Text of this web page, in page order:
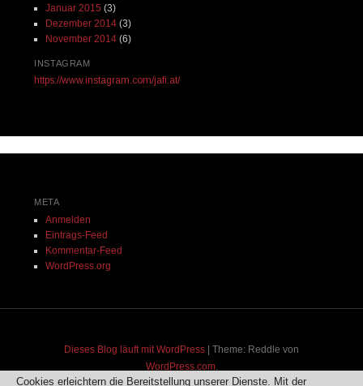
Januar 2015 (3)
Dezember 2014(3)
November 2014(6)
INSTAGRAM
https://www.instagram.com/jafi.at/
META
Anmelden
Eintrags-Feed
Kommentar-Feed
WordPress.org
Dieses Blog läuft mit WordPress
Theme: Reddle von
WordPress.com.
Cookies erleichtern die Bereitstellung unserer Dienste. Mit der